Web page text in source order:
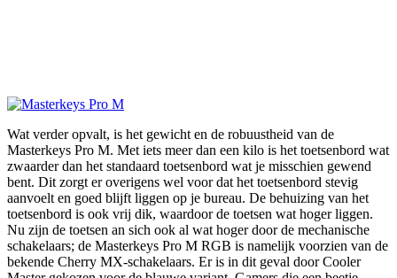
Wat verder opvalt, is het gewicht en de robuustheid van de
Masterkeys Pro M. Met iets meer dan een kilo is het toetsenbord wat
zwaarder dan het standaard toetsenbord wat je misschien gewend
bent. Dit zorgt er overigens wel voor dat het toetsenbord stevig
aanvoelt en goed blijft liggen op je bureau. De behuizing van het
toetsenbord is ook vrij dik, waardoor de toetsen wat hoger liggen.
Nu zijn de toetsen an sich ook al wat hoger door de mechanische
schakelaars; de Masterkeys Pro M RGB is namelijk voorzien van de
bekende Cherry MX-schakelaars. Er is in dit geval door Cooler